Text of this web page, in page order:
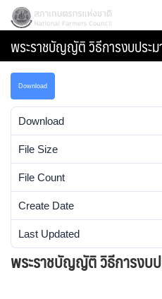
Skip
content
Search
สภาเกษตรกรแห่งชาติ
พระราชบัญญัติ วิธีการงบประ
Download
Download
File Size
File Count
Create Date
Last Updated
พระราชบัญญัติ วิธีการงบ